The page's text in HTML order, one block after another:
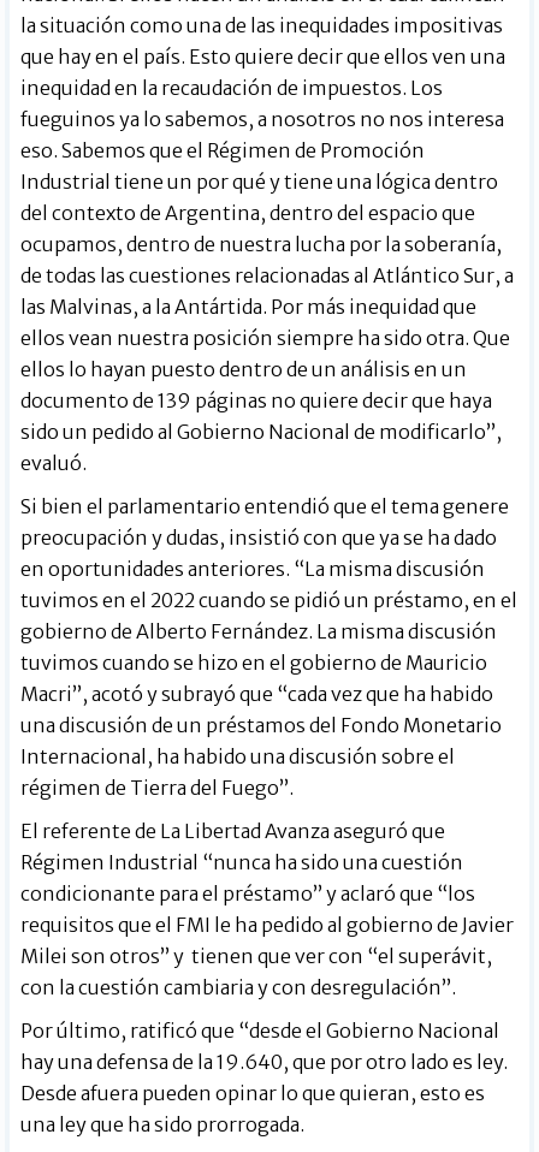
la situación como una de las inequidades impositivas
que hay en el país. Esto quiere decir que ellos ven una
inequidad en la recaudación de impuestos. Los
fueguinos ya lo sabemos, a nosotros no nos interesa
eso. Sabemos que el Régimen de Promoción
Industrial tiene un por qué y tiene una lógica dentro
del contexto de Argentina, dentro del espacio que
ocupamos, dentro de nuestra lucha por la soberanía,
de todas las cuestiones relacionadas al Atlántico Sur, a
las Malvinas, a la Antártida. Por más inequidad que
ellos vean nuestra posición siempre ha sido otra. Que
ellos lo hayan puesto dentro de un análisis en un
documento de 139 páginas no quiere decir que haya
sido un pedido al Gobierno Nacional de modificarlo”,
evaluó.
Si bien el parlamentario entendió que el tema genere
preocupación y dudas, insistió con que ya se ha dado
en oportunidades anteriores. “La misma discusión
tuvimos en el 2022 cuando se pidió un préstamo, en el
gobierno de Alberto Fernández. La misma discusión
tuvimos cuando se hizo en el gobierno de Mauricio
Macri”, acotó y subrayó que “cada vez que ha habido
una discusión de un préstamos del Fondo Monetario
Internacional, ha habido una discusión sobre el
régimen de Tierra del Fuego”.
El referente de La Libertad Avanza aseguró que
Régimen Industrial “nunca ha sido una cuestión
condicionante para el préstamo” y aclaró que “los
requisitos que el FMI le ha pedido al gobierno de Javier
Milei son otros” y tienen que ver con “el superávit,
con la cuestión cambiaria y con desregulación”.
Por último, ratificó que “desde el Gobierno Nacional
hay una defensa de la 19.640, que por otro lado es ley.
Desde afuera pueden opinar lo que quieran, esto es
una ley que ha sido prorrogada.